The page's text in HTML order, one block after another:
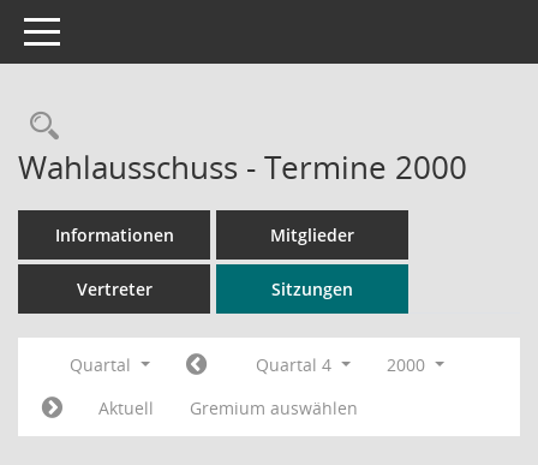
Toggle navigation
Rechercheauswahl
Wahlausschuss - Termine 2000
Informationen Mitglieder
Vertreter Sitzungen
Quartal Quartal 4
2000
Aktuell
Gremium auswählen